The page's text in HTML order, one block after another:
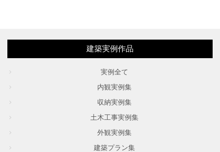
建築実例作品
実例全て
内観実例集
収納実例集
土木工事実例集
外観実例集
建築プラン集